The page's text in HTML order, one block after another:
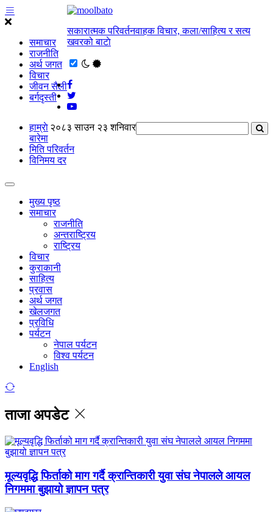
समाचार
राजनीति
अर्थ जगत
विचार
जीवन सैली
बर्गदृस्ती
सकारात्मक परिवर्तनवाहक विचार, कला/साहित्य र सत्य
खवरको बाटाे
२०८३ साउन २३ शनिवार
हाम्राे
बारेमा
मिति परिवर्तन
विनिमय दर
मुख्य पृष्ठ
समाचार
राजनीति
अन्तराष्ट्रिय
राष्ट्रिय
विचार
कुराकानी
साहित्य
प्रवास
अर्थ जगत
खेलजगत
प्रविधि
पर्यटन
नेपाल पर्यटन
विश्व पर्यटन
English
ताजा अपडेट
मूल्यवृद्धि फिर्ताको माग गर्दै क्रान्तिकारी युवा संघ नेपालले आयल
निगममा बुझायो ज्ञापन पत्र